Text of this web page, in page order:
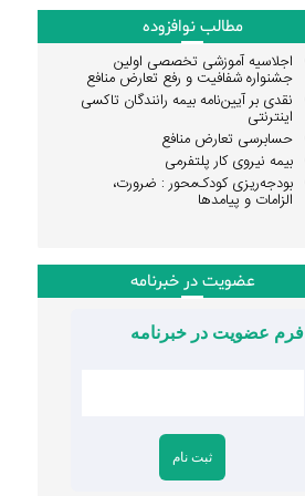
مطالب نوافزوده
اجلاسیه آموزشی تخصصی اولین
جشنواره شفافیت و رفع تعارض منافع
نقدی بر آیین‌نامه بیمه رانندگان تاکسی
اینترنتی
حسابرسی تعارض منافع
بیمه نیروی کار پلتفرمی
بودجه‌ریزی کودک‌محور : ضرورت،
الزامات و پیامدها
عضویت در خبرنامه
فرم عضویت در خبرنامه